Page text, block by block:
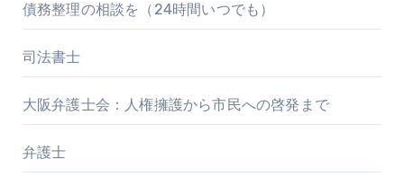
債務整理の相談を（24時間いつでも）
司法書士
大阪弁護士会：人権擁護から市民への啓発まで
弁護士